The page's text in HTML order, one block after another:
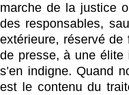
marche de la justice
des responsables,
extérieure, réservé
de presse, à une élite
s'en indigne. Quand
est le contenu du